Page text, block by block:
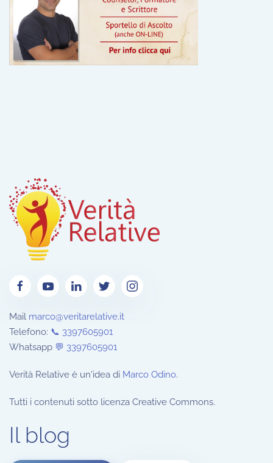
Mail marco@veritarelative.it
Telefono: 📞 3397605901
Whatsapp 💬 3397605901
Verità Relative è un'idea di Marco Odino.
Tutti i contenuti sotto licenza Creative Commons.
Il blog